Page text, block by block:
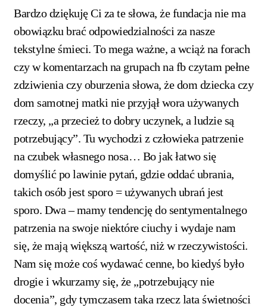
Bardzo dziękuję Ci za te słowa, że fundacja nie ma
obowiązku brać odpowiedzialności za nasze
tekstylne śmieci. To mega ważne, a wciąż na forach
czy w komentarzach na grupach na fb czytam pełne
zdziwienia czy oburzenia słowa, że dom dziecka czy
dom samotnej matki nie przyjął wora używanych
rzeczy, „a przecież to dobry uczynek, a ludzie są
potrzebujący”. Tu wychodzi z człowieka patrzenie
na czubek własnego nosa… Bo jak łatwo się
domyślić po lawinie pytań, gdzie oddać ubrania,
takich osób jest sporo = używanych ubrań jest
sporo. Dwa – mamy tendencję do sentymentalnego
patrzenia na swoje niektóre ciuchy i wydaje nam
się, że mają większą wartość, niż w rzeczywistości.
Nam się może coś wydawać cenne, bo kiedyś było
drogie i wkurzamy się, że „potrzebujący nie
docenia”, gdy tymczasem taka rzecz lata świetności